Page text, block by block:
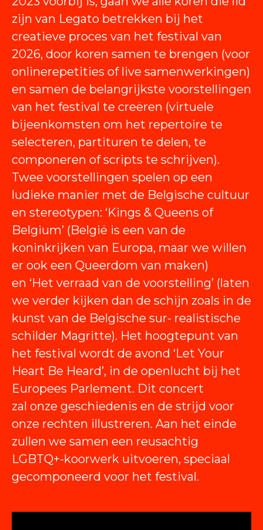
zijn van Legato betrekken bij het
creatieve proces van het festival van
2026, door koren samen te brengen (voor
onlinerepetities of live samenwerkingen)
en samen de belangrijkste voorstellingen
van het festival te creëren (virtuele
bijeenkomsten om het repertoire te
selecteren, partituren te delen, te
componeren of scripts te schrijven).
Twee voorstellingen spelen op een
ludieke manier met de Belgische cultuur
en stereotypen: ‘Kings & Queens of
Belgium’ (België is een van de
koninkrijken van Europa, maar we willen
er ook een Queerdom van maken)
en ‘Het verraad van de voorstelling’ (laten
we verder kijken dan de schijn zoals in de
kunst van de Belgische sur- realistische
schilder Magritte). Het hoogtepunt van
het festival wordt de avond ‘Let Your
Heart Be Heard’, in de openlucht bij het
Europees Parlement. Dit concert
zal onze geschiedenis en de strijd voor
onze rechten illustreren. Aan het einde
zullen we samen een reusachtig
LGBTQ+-koorwerk uitvoeren, speciaal
gecomponeerd voor het festival.